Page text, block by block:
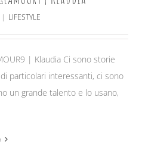
| LIFESTYLE
| Klaudia Ci sono storie
particolari interessanti, ci sono
un grande talento e lo usano,